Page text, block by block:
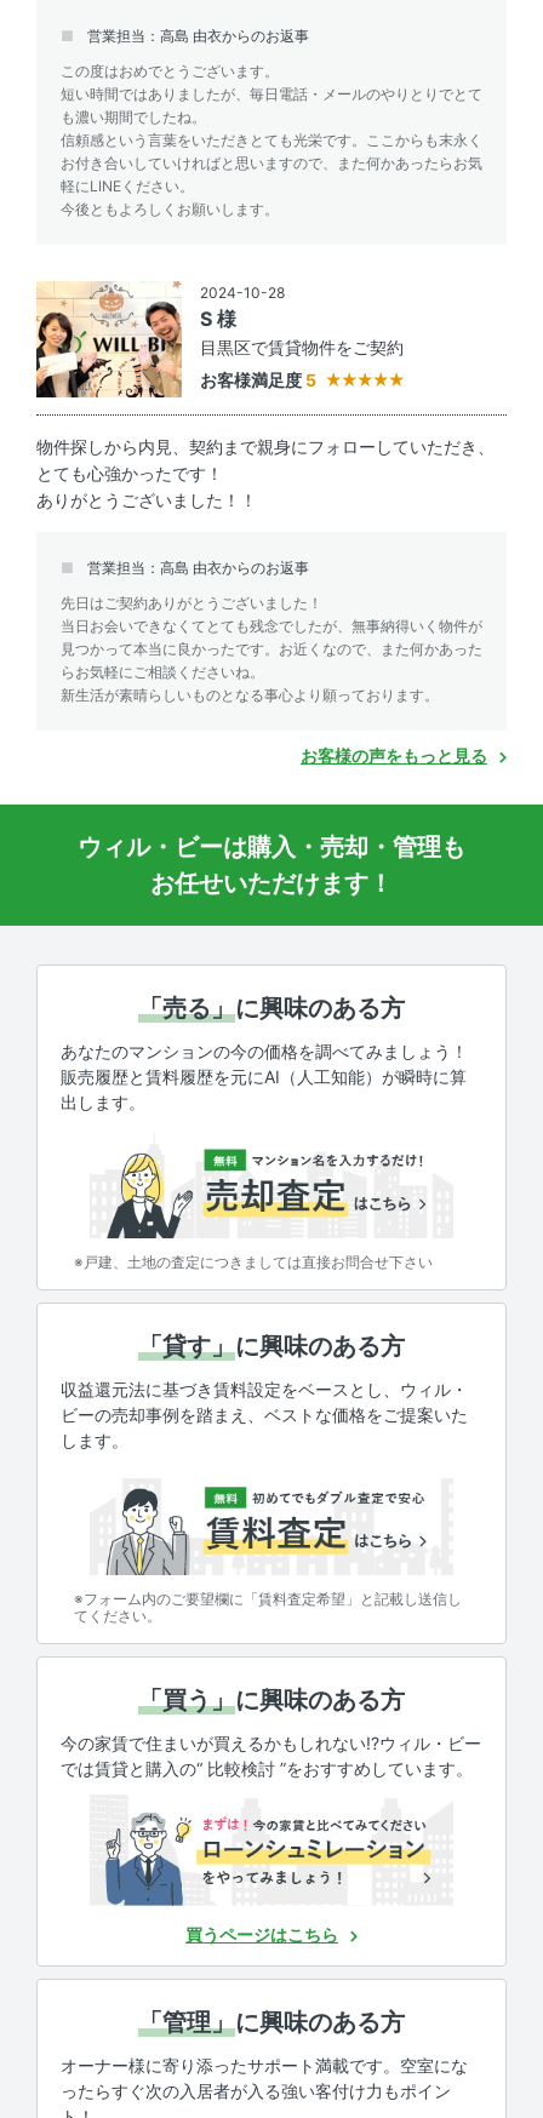
営業担当：高島 由衣からのお返事
この度はおめでとうございます。
短い時間ではありましたが、毎日電話・メールのやりとりでとて
も濃い期間でしたね。
信頼感という言葉をいただきとても光栄です。ここからも末永く
お付き合いしていければと思いますので、また何かあったらお気
軽にLINEください。
今後ともよろしくお願いします。
2024-10-28
S 様
目黒区で賃貸物件をご契約
お客様満足度 5
物件探しから内見、契約まで親身にフォローしていただき、
とても心強かったです！
ありがとうございました！！
営業担当：高島 由衣からのお返事
先日はご契約ありがとうございました！
当日お会いできなくてとても残念でしたが、無事納得いく物件が
見つかって本当に良かったです。お近くなので、また何かあった
らお気軽にご相談くださいね。
新生活が素晴らしいものとなる事心より願っております。
お客様の声をもっと見る
ウィル・ビーは購入・売却・管理も
お任せいただけます！
「売る」に興味のある方
あなたのマンションの今の価格を調べてみましょう！
販売履歴と賃料履歴を元にAI（人工知能）が瞬時に算
出します。
※戸建、土地の査定につきましては直接お問合せ下さい
「貸す」に興味のある方
収益還元法に基づき賃料設定をベースとし、ウィル・
ビーの売却事例を踏まえ、ベストな価格をご提案いた
します。
※フォーム内のご要望欄に「賃料査定希望」と記載し送信し
てください。
「買う」に興味のある方
今の家賃で住まいが買えるかもしれない!?ウィル・ビー
では賃貸と購入の“ 比較検討 ”をおすすめしています。
買うページはこちら
「管理」に興味のある方
オーナー様に寄り添ったサポート満載です。空室にな
ったらすぐ次の入居者が入る強い客付け力もポイン